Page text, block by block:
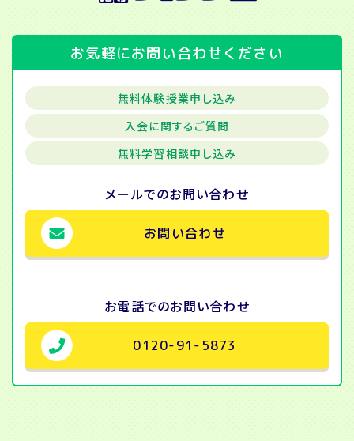
お気軽にお問い合わせください
無料体験授業申し込み
入会に関するご質問
無料学習相談申し込み
メールでのお問い合わせ
お問い合わせ
お電話でのお問い合わせ
0120-91-5873